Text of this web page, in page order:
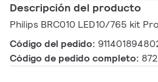
Descripción del producto
Philips BRC010 LED10/765 kit
Código del pedido:
Código de pedido completo: